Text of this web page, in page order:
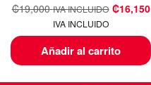
₡19,000 IVA INCLUIDO ₡16,150
IVA INCLUIDO
Añadir al carrito